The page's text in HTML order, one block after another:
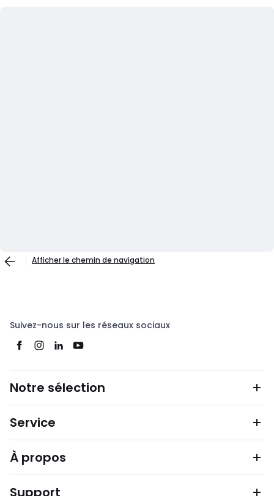
Afficher le chemin de navigation
Suivez-nous sur les réseaux sociaux
Notre sélection
Service
À propos
Support